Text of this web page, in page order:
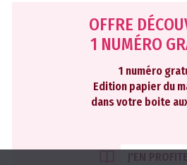
OFFRE
1 NUMÉRO
1 numéro
Edition papier du
dans votre boite
J'EN PROFITE